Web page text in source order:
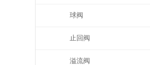
球阀
止回阀
溢流阀